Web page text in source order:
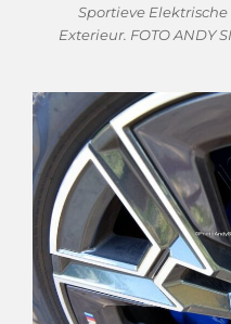
Sportieve
Exterieur. FOTO ANDY